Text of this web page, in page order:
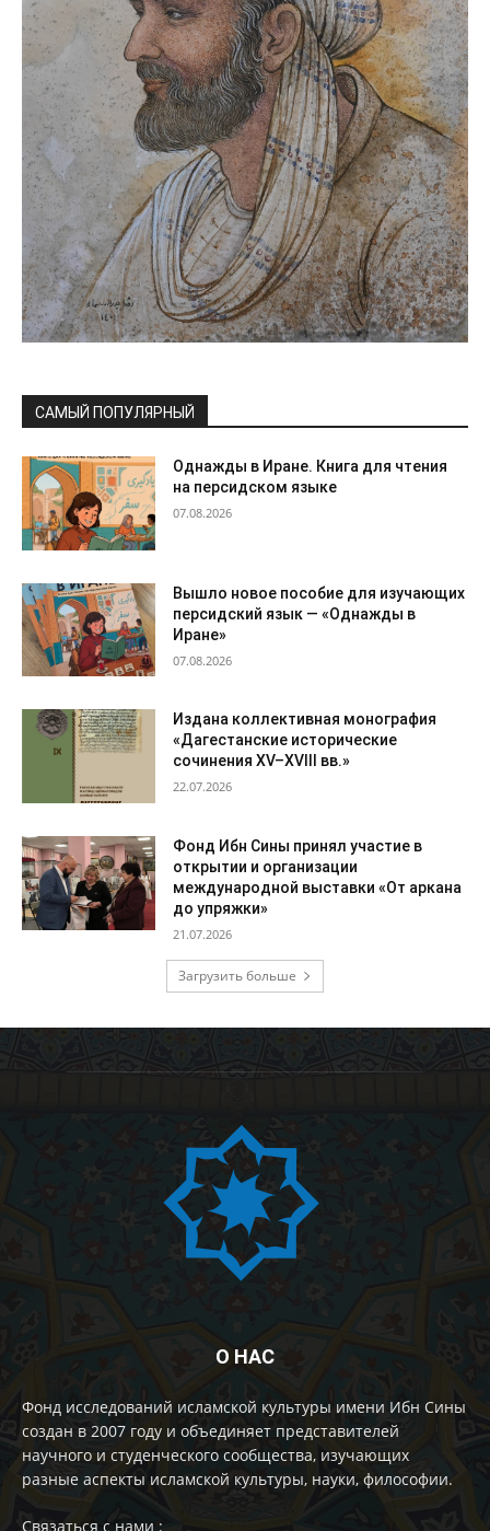
САМЫЙ ПОПУЛЯРНЫЙ
Однажды в Иране. Книга для чтения
на персидском языке
07.08.2026
Вышло новое пособие для изучающих
персидский язык — «Однажды в
Иране»
07.08.2026
Издана коллективная монография
«Дагестанские исторические
сочинения XV–XVIII вв.»
22.07.2026
Фонд Ибн Сины принял участие в
открытии и организации
международной выставки «От аркана
до упряжки»
21.07.2026
Загрузить больше
О НАС
Фонд исследований исламской культуры имени Ибн Сины
создан в 2007 году и объединяет представителей
научного и студенческого сообщества, изучающих
разные аспекты исламской культуры, науки, философии.
Cвязаться с нами :